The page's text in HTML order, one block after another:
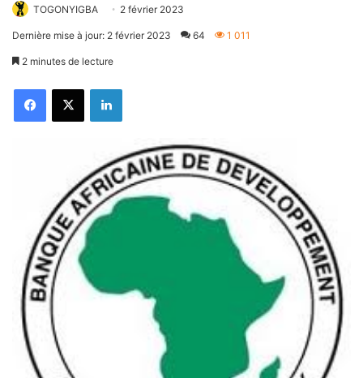
TOGONYIGBA 2 février 2023
Dernière mise à jour: 2 février 2023 64 1 011
2 minutes de lecture
FacebookX Linkedin